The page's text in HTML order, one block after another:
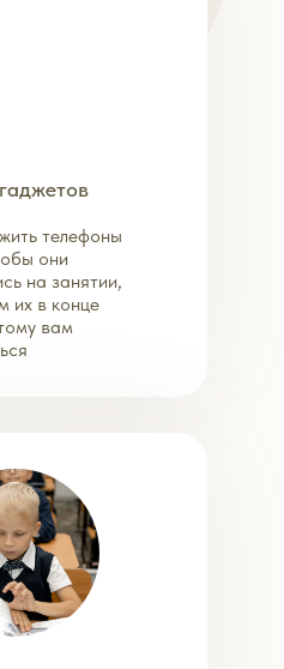
телефоны
они
на занятии,
их в конце
вам